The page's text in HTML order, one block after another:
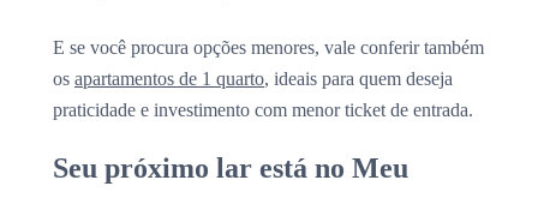
E se você procura opções menores, vale conferir também
os apartamentos de 1 quarto, ideais para quem deseja
praticidade e investimento com menor ticket de entrada.
Seu próximo lar está no Meu